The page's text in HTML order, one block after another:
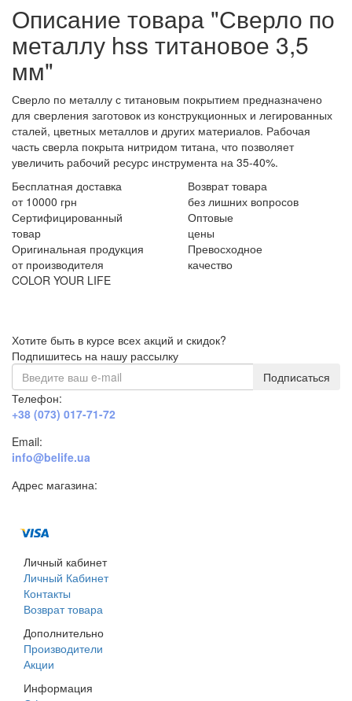
Описание товара "Сверло по
металлу hss титановое 3,5
мм"
Сверло по металлу с титановым покрытием предназначено
для сверления заготовок из конструкционных и легированных
сталей, цветных металлов и других материалов. Рабочая
часть сверла покрыта нитридом титана, что позволяет
увеличить рабочий ресурс инструмента на 35-40%.
Бесплатная доставка
от 10000 грн
Возврат товара
без лишних вопросов
Сертифицированный
товар
Оптовые
цены
Оригинальная продукция
от производителя
Превосходное
качество
COLOR YOUR LIFE
Хотите быть в курсе всех акций и скидок?
Подпишитесь на нашу рассылку
Подписаться
Телефон:
+38 (073) 017-71-72
Email:
info@belife.ua
Адрес магазина:
Личный кабинет
Личный Кабинет
Контакты
Возврат товара
Дополнительно
Производители
Акции
Информация